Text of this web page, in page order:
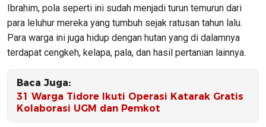
Ibrahim, pola seperti ini sudah menjadi turun temurun dari
para leluhur mereka yang tumbuh sejak ratusan tahun lalu.
Para warga ini juga hidup dengan hutan yang di dalamnya
terdapat cengkeh, kelapa, pala, dan hasil pertanian lainnya.
Baca Juga:
31 Warga Tidore Ikuti Operasi Katarak Gratis
Kolaborasi UGM dan Pemkot